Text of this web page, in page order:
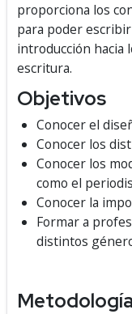
proporciona los
para poder
introducción hacia
escritura.
Objetivos
Conocer el
Conocer los
Conocer los
como el
Conocer la
Formar a
distintos
Metodología